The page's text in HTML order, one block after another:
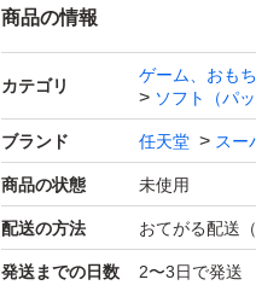
商品の情報
カテゴリ
ゲーム、おも
ソフト（パ
ブランド 任天堂 スー
商品の状態 未使用
配送の方法 おてがる配送
発送までの日数 2〜3日で発送